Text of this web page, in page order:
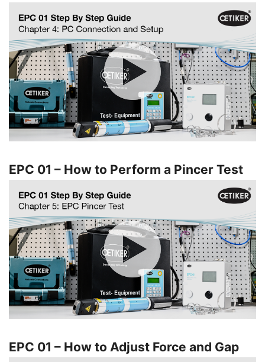
EPC 01 – How to Perform a Pincer Test
EPC 01 – How to Adjust Force and Gap